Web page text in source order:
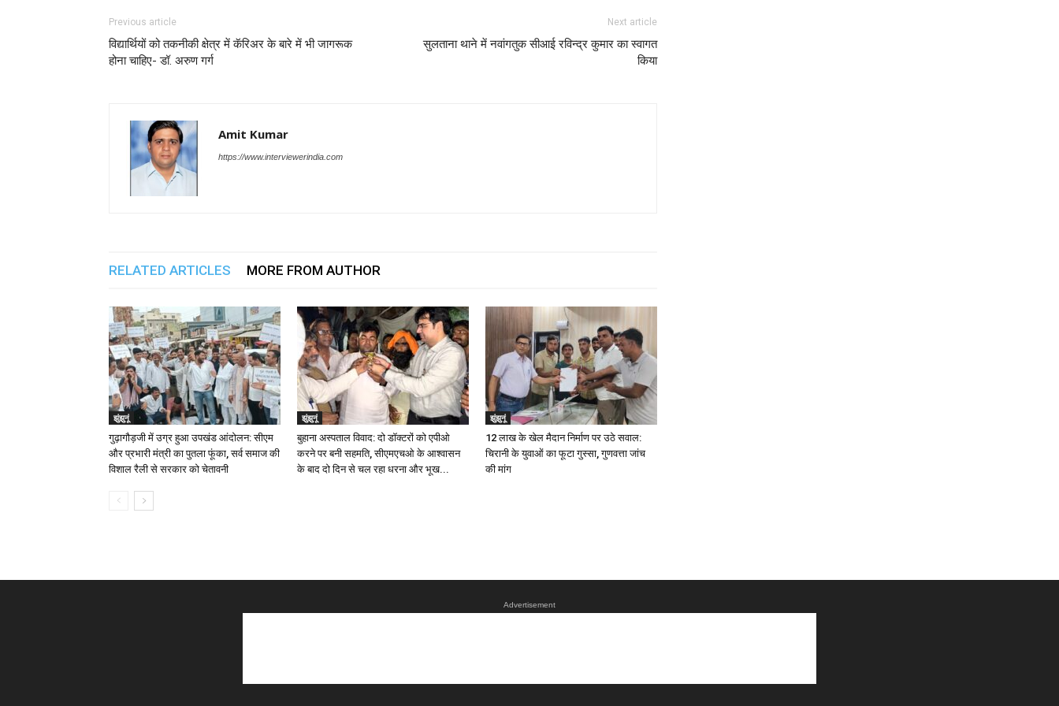
Previous article
विद्यार्थियों को तकनीकी क्षेत्र में कॅरिअर के बारे में भी जागरूक
होना चाहिए- डॉ. अरुण गर्ग
Next article
सुलताना थाने में नवांगतुक सीआई रविन्द्र कुमार का स्वागत
किया
Amit Kumar
https://www.interviewerindia.com
RELATED ARTICLES MORE FROM AUTHOR
झुंझुनूं
गुढ़ागौड़जी में उग्र हुआ उपखंड आंदोलन: सीएम
और प्रभारी मंत्री का पुतला फूंका, सर्व समाज की
विशाल रैली से सरकार को चेतावनी
झुंझुनूं
बुहाना अस्पताल विवाद: दो डॉक्टरों को एपीओ
करने पर बनी सहमति, सीएमएचओ के आश्वासन
के बाद दो दिन से चल रहा धरना और भूख...
झुंझुनूं
12 लाख के खेल मैदान निर्माण पर उठे सवाल:
चिरानी के युवाओं का फूटा गुस्सा, गुणवत्ता जांच
की मांग
Advertisement